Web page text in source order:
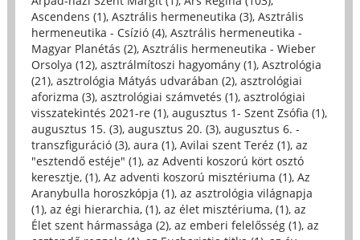
Ascendens (1), Asztrális hermeneutika (3), Asztrális
hermeneutika - Csízió (4), Asztrális hermeneutika -
Magyar Planétás (2), Asztrális hermeneutika - Wieber
Orsolya (12), asztrálmítoszi hagyomány (1), Asztrológia
(21), asztrológia Mátyás udvarában (2), asztrológiai
aforizma (3), asztrológiai számvetés (1), asztrológiai
visszatekintés 2021-re (1), augusztus 1- Szent Zsófia (1),
augusztus 15. (3), augusztus 20. (3), augusztus 6. -
transzfiguráció (3), aura (1), Avilai szent Teréz (1), az
"esztendő estéje" (1), az Adventi koszorú kört osztó
keresztje, (1), Az adventi koszorú misztériuma (1), Az
Aranybulla horoszkópja (1), az asztrológia világnapja
(1), az égi hierarchia, (1), az élet misztériuma, (1), az
Élet szent hármassága (2), az emberi felelősség (1), az